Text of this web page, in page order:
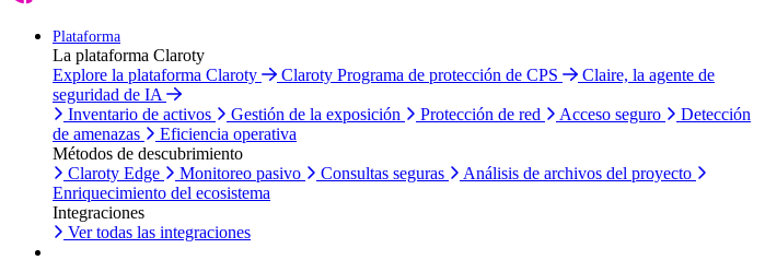
Plataforma
La plataforma Claroty
Explore la plataforma Claroty
Claroty Programa de protección de CPS
Claire, la agente de
seguridad de IA
Inventario de activos
Gestión de la exposición Protección de red Acceso seguro
Detección
de amenazas
Eficiencia operativa
Métodos de descubrimiento
Claroty Edge
Monitoreo pasivo Consultas seguras
Análisis de archivos del proyecto
Enriquecimiento del ecosistema
Integraciones
Ver todas las integraciones